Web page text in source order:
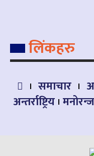
लिंकहरु
समाचार
अन्तर्राष्ट्रिय